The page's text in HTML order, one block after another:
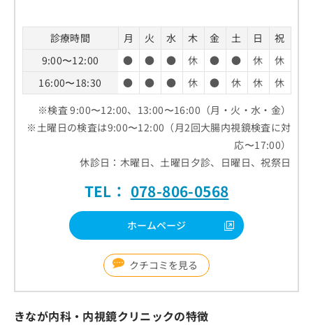
診療時間 月 火 水 木 金 土 日
祝
9:00〜12:00
● ● ● 休 ● ● 休
休
16:00〜18:30
● ● ● 休 ● 休 休
休
※検査 9:00〜12:00、13:00〜16:00（月・火・水・金）
※土曜日の検査は9:00〜12:00（月2回大腸内視鏡検査に対
応〜17:00）
休診日：木曜日、土曜日夕診、日曜日、祝祭日
TEL： 078-806-0568
ホームページ
クチコミを見る
きなが内科・内視鏡クリニックの特徴